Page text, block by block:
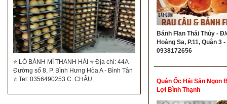
⭐ LÒ BÁNH MÌ THANH HẢI ⭐ Địa chỉ: 44A
Đường số 8, P. Bình Hưng Hòa A - Bình Tân
⭐ Tel: 0356490253 C. CHÂU
Bánh Flan Thái Thủy -
Hoàng Sa, P.11, Quận 3 -
0938172656
Quán Ốc Hải Sản Ngon
Lợi Bình Thạnh